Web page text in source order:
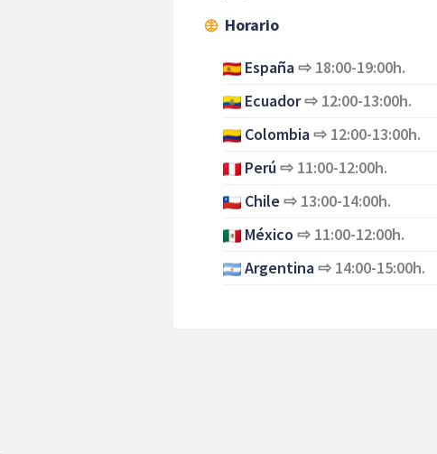
Horario
España⇨ 18:00-19:00h.
Ecuador⇨ 12:00-13:00h.
Colombia⇨ 12:00-13:00h.
Perú⇨ 11:00-12:00h.
Chile ⇨ 13:00-14:00h.
México ⇨ 11:00-12:00h.
Argentina⇨ 14:00-15:00h.